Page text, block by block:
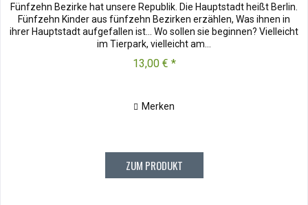
Fünfzehn Bezirke hat unsere Republik. Die Hauptstadt heißt Berlin.
Fünfzehn Kinder aus fünfzehn Bezirken erzählen, Was ihnen in
ihrer Hauptstadt aufgefallen ist... Wo sollen sie beginnen? Vielleicht
im Tierpark, vielleicht am...
13,00 € *
Merken
ZUM PRODUKT